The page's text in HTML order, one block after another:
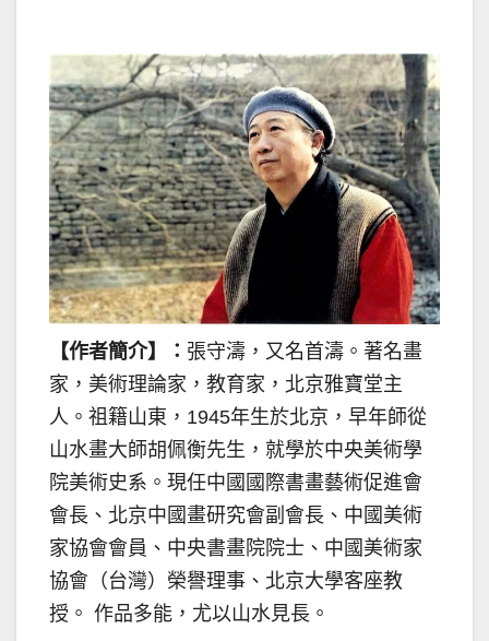
【作者簡介】： 張守濤，又名首濤。著名畫
家，美術理論家，教育家，北京雅寶堂主
人。祖籍山東，1945年生於北京，早年師從
山水畫大師胡佩衡先生，就學於中央美術學
院美術史系。現任中國國際書畫藝術促進會
會長、北京中國畫研究會副會長、中國美術
家協會會員、中央書畫院院士、中國美術家
協會（台灣）榮譽理事、北京大學客座教
授。 作品多能，尤以山水見長。